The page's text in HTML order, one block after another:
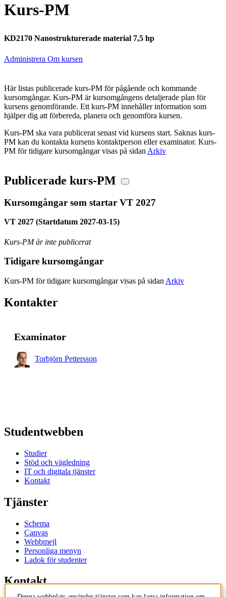
Kurs-PM
KD2170 Nanostrukturerade material 7,5 hp
Administrera Om kursen
Här listas publicerade kurs-PM för pågående och kommande
kursomgångar. Kurs-PM är kursomgångens detaljerade plan för
kursens genomförande. Ett kurs-PM innehåller information som
hjälper dig att förbereda, planera och genomföra kursen.
Kurs-PM ska vara publicerat senast vid kursens start. Saknas kurs-
PM kan du kontakta kursens kontaktperson eller examinator. Kurs-
PM för tidigare kursomgångar visas på sidan Arkiv
Publicerade kurs-PM
Kursomgångar som startar VT 2027
VT 2027 (Startdatum 2027-03-15)
Kurs-PM är inte publicerat
Tidigare kursomgångar
Kurs-PM för tidigare kursomgångar visas på sidan Arkiv
Kontakter
Examinator
Torbjörn Pettersson
Studentwebben
Studier
Stöd och vägledning
IT och digitala tjänster
Kontakt
Tjänster
Schema
Canvas
Webbmejl
Personliga menyn
Ladok för studenter
Kontakt